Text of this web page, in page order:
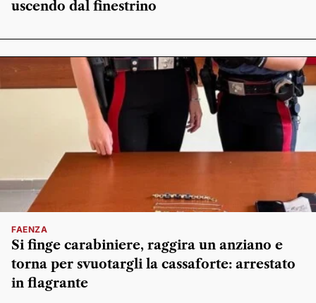
uscendo dal finestrino
FAENZA
Si finge carabiniere, raggira un anziano e
torna per svuotargli la cassaforte: arrestato
in flagrante